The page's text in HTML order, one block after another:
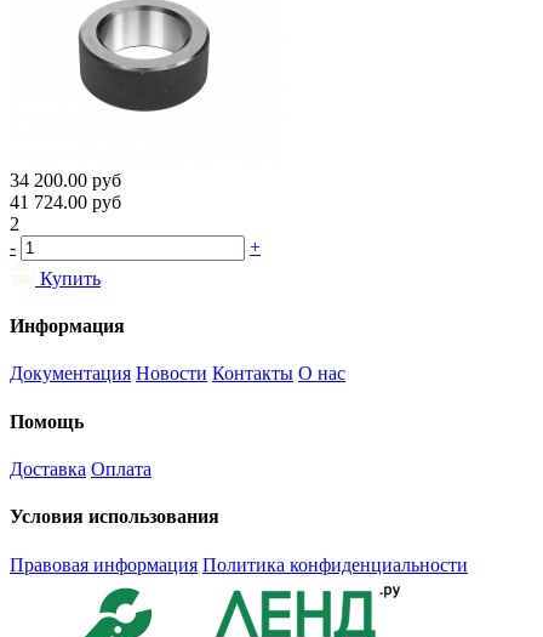
34 200.00 руб
41 724.00 руб
2
-
+
Купить
Информация
Документация Новости Контакты О нас
Помощь
Доставка Оплата
Условия использования
Правовая информация Политика конфиденциальности